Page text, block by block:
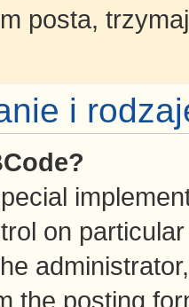
posta,
i
on
the posting